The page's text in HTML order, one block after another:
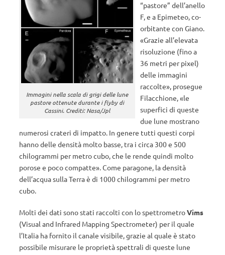
Immagini nella scala di grigi delle lune
pastore ottenute durante i flyby di
Cassini. Crediti: Nasa/Jpl
“pastore” dell’anello
F, e a Epimeteo, co-
orbitante con Giano.
«Grazie all’elevata
risoluzione (fino a
36 metri per pixel)
delle immagini
raccolte», prosegue
Filacchione, «le
superfici di queste
due lune mostrano
numerosi crateri di impatto. In genere tutti questi corpi
hanno delle densità molto basse, tra i circa 300 e 500
chilogrammi per metro cubo, che le rende quindi molto
porose e poco compatte». Come paragone, la densità
dell’acqua sulla Terra è di 1000 chilogrammi per metro
cubo.
Molti dei dati sono stati raccolti con lo spettrometroVims
(Visual and Infrared Mapping Spectrometer) per il quale
l’Italia ha fornito il canale visibile, grazie al quale è stato
possibile misurare le proprietà spettrali di queste lune